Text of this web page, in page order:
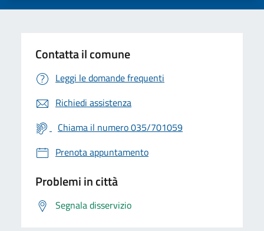
Contatta il comune
Leggi le domande frequenti
Richiedi assistenza
Chiama il numero 035/701059
Prenota appuntamento
Problemi in città
Segnala disservizio